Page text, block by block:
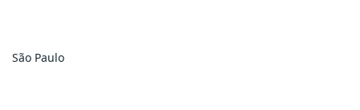
São Paulo